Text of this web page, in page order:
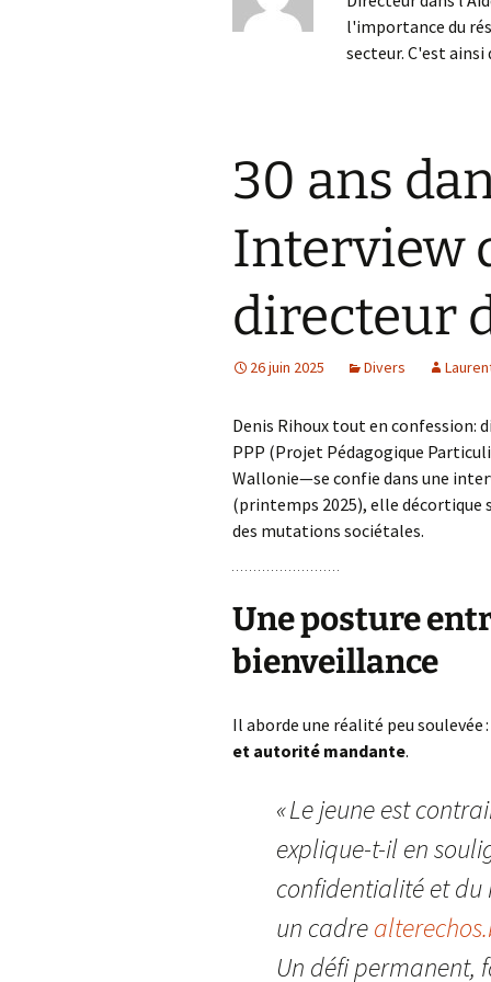
Les services de
placement familiale
Les SARE
Les SAS
des projets
pédagogiques
particuliers (PPP)
Services namurois
(SASE)
Ancienne dénomination
des services
l'importance du
secteur. C'est ainsi
30 ans
Interview
directeur
26 juin 2025 Divers
Denis Rihoux tout en confession:
PPP (Projet Pédagogique
Wallonie—se confie dans une
(printemps 2025), elle décortique
des mutations sociétales.
Une posture
bienveillance
Il aborde une réalité peu soulevée
et autorité mandante.
« Le jeune est
explique-t-il en
confidentialité et du
un cadre
Un défi permanent,